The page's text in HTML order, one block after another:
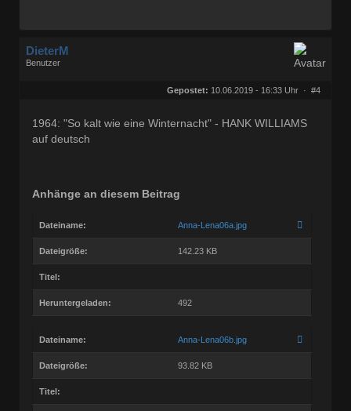
DieterM
Benutzer
Gepostet: 10.06.2019 - 16:33 Uhr · #4
1964: "So kalt wie eine Winternacht" - HANK WILLIAMS
auf deutsch
Anhänge an diesem Beitrag
Dateiname: Anna-Lena06a.jpg
Dateigröße: 142.23 KB
Titel:
Heruntergeladen: 492
Dateiname: Anna-Lena06b.jpg
Dateigröße: 93.82 KB
Titel: